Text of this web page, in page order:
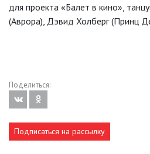
для проекта «Балет в кино»,
(Аврора), Дэвид Холберг (Принц
Поделиться:
Подписаться на рассылку